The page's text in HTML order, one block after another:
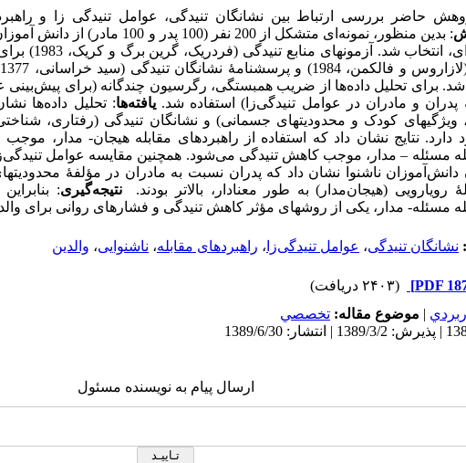
حاضر بررسی ارتباط بین نشانگان تنیدگی، عوامل تنیدگی زا و
: بدین منظور، نمونه‌ای متشکل از 200
تصادفی
شد. برای تحلیل داده‌ها از ضریب همبستگی، رگرسیون چندگانه (برای پیش‌بینی
و مادران در عوامل تنیدگی‌زا) استفاده شد.یافتهها: تحلیل داده‌ها
ویژگیهای کودک و محدودیتهای جسمانی) و نشانگان تنیدگی (رفتاری،
دارد. نتایج نشان داد که استفاده از راهبردهای مقابله هیجان- مدار، موجب
مسئله – مدار، موجب کاهش تنیدگی می‌شود. همچنین مقایسه عوامل
دانش‌آموزان ناشنوا نشان داد که پدران نسبت به مادران در مؤلفۀ
رویارویی (هیجان‌مدار) به طور معنادار، بالاتر بودند. نتیجهگیری:
مسئله- مدار، یکی از روشهای مؤثر کاهش تنیدگی و فشارهای روانی برای
نشانگان تنیدگی، عوامل تنیدگی‌زا ، راهبردهای مقابله، ناشنوایی، والدین
(۲۴۰۳ دریافت)
| موضوع مقاله: تخصصي
ارسال پیام به نویسنده مسئول